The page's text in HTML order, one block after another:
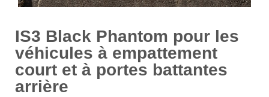
IS3 Black Phantom pour les
véhicules à empattement
court et à portes battantes
arrière